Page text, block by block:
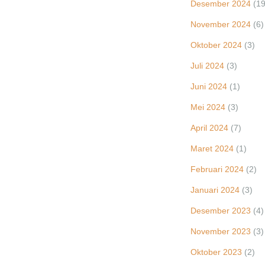
Desember 2024
November 2024 (6)
Oktober 2024 (3)
Juli 2024 (3)
Juni 2024 (1)
Mei 2024 (3)
April 2024 (7)
Maret 2024 (1)
Februari 2024 (2)
Januari 2024 (3)
Desember 2023 (4)
November 2023 (3)
Oktober 2023 (2)